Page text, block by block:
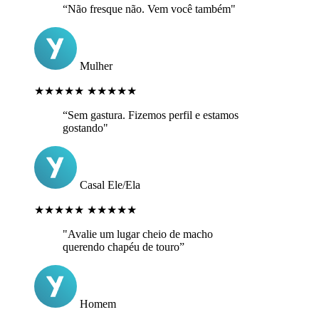
“Não fresque não. Vem você também"
Mulher
★★★★★ ★★★★★
“Sem gastura. Fizemos perfil e estamos
gostando"
Casal Ele/Ela
★★★★★ ★★★★★
"Avalie um lugar cheio de macho
querendo chapéu de touro”
Homem